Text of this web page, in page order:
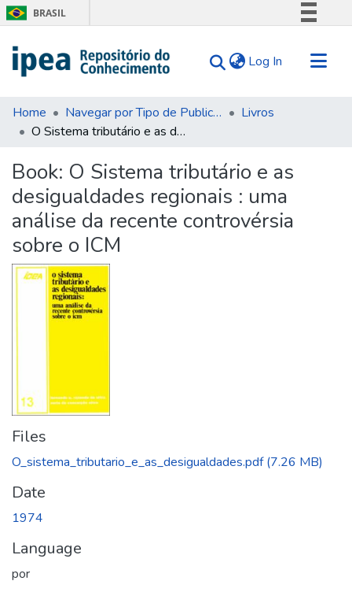
BRASIL
Comunica BR
Acesso à informação
Log In (current)
Communities & Collections
Search for
Statistics
Tips
About Us
Home Navegar por Tipo de Publicação
Livros
O Sistema tributário e as desigualdades regionais : uma análise da recente controvérsia sobre o ICM
Book: O Sistema tributário e as
desigualdades regionais : uma
análise da recente controvérsia
sobre o ICM
Files
O_sistema_tributario_e_as_desigualdades.pdf(7.26 MB)
Date
1974
Language
por